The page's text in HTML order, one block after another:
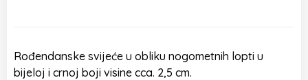
Rođendanske svijeće u obliku nogometnih lopti u
bijeloj i crnoj boji visine cca. 2,5 cm.